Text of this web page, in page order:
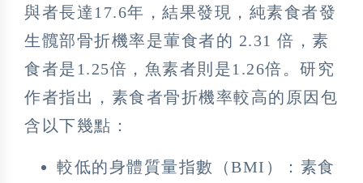
與者長達17.6年，結果發現，純素食者發
生髖部骨折機率是葷食者的 2.31 倍，素
食者是1.25倍，魚素者則是1.26倍。研究
作者指出，素食者骨折機率較高的原因包
含以下幾點：
較低的身體質量指數（BMI）：素食